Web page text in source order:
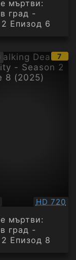
мъртви:
град -
Епизод 6
7
HD 720
мъртви:
град -
Епизод 8